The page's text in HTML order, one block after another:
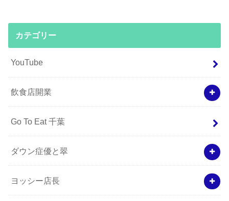
カテゴリー
YouTube
飲食店開業
Go To Eat 千葉
ダウン症優と翠
ヨッシー店長